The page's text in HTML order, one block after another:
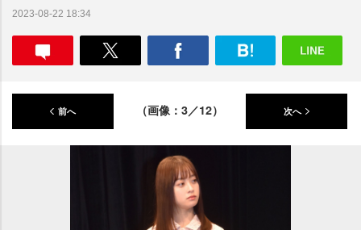
2023-08-22 18:34
前へ （画像：3／12） 次へ